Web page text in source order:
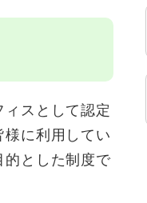
スとして認定
に利用してい
的とした制度で